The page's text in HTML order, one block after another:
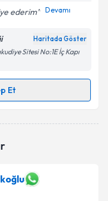
ederim Devamı
Haritada Göster
Sitesi No:1E İç Kapı
Et
almanız için bir